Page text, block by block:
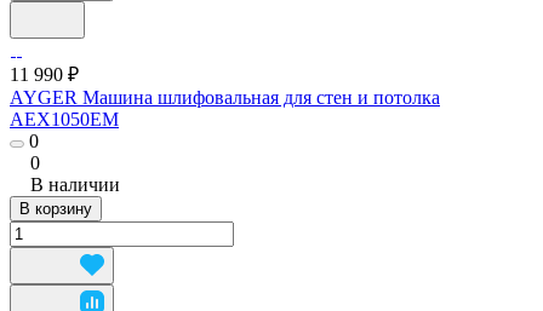
11 990 ₽
AYGER Машина шлифовальная для стен и потолка
AEX1050EM
0
0
В наличии
В корзину